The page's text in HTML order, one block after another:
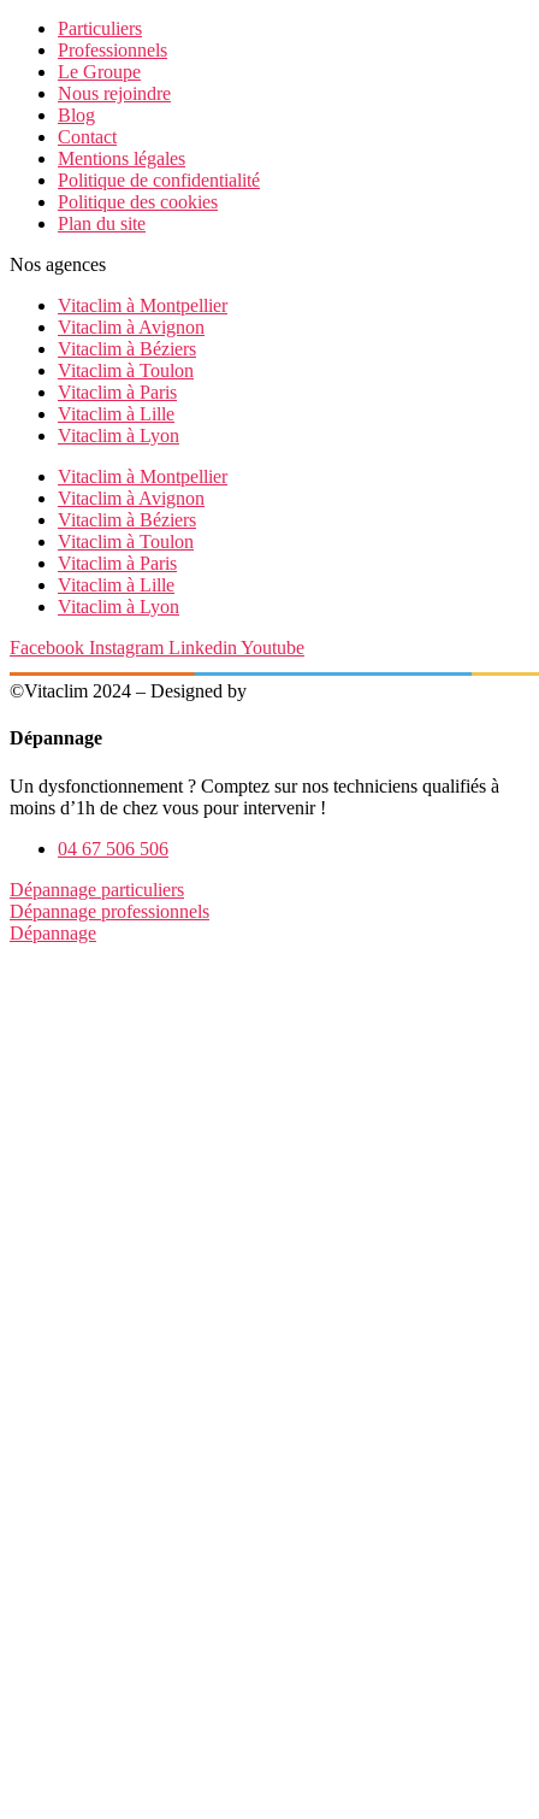
Particuliers
Professionnels
Le Groupe
Nous rejoindre
Blog
Contact
Mentions légales
Politique de confidentialité
Politique des cookies
Plan du site
Nos agences
Vitaclim à Montpellier
Vitaclim à Avignon
Vitaclim à Béziers
Vitaclim à Toulon
Vitaclim à Paris
Vitaclim à Lille
Vitaclim à Lyon
Vitaclim à Montpellier
Vitaclim à Avignon
Vitaclim à Béziers
Vitaclim à Toulon
Vitaclim à Paris
Vitaclim à Lille
Vitaclim à Lyon
Facebook Instagram Linkedin Youtube
©Vitaclim 2024 – Designed by
Dépannage
Un dysfonctionnement ? Comptez sur nos techniciens qualifiés à
moins d’1h de chez vous pour intervenir !
04 67 506 506
Dépannage particuliers
Dépannage professionnels
Dépannage